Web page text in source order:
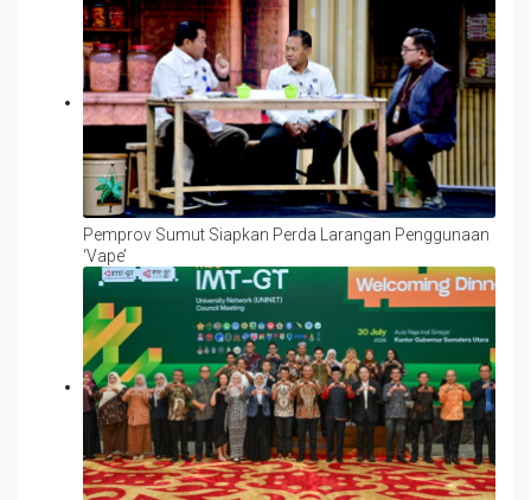
Pemprov Sumut Siapkan Perda Larangan Penggunaan
‘Vape’